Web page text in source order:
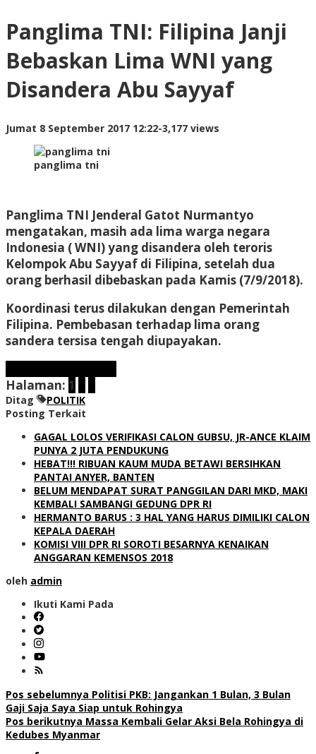
Bebaskan
WNI
yang
Disandera
Abu
Panglima TNI: Filipina Janji
Bebaskan Lima WNI yang
Disandera Abu Sayyaf
Jumat 8 September 2017 12:22oleh
-3,177 views
panglima tni
Panglima TNI Jenderal Gatot Nurmantyo
mengatakan, masih ada lima warga negara
Indonesia ( WNI) yang disandera oleh teroris
Kelompok Abu Sayyaf di Filipina, setelah dua
orang berhasil dibebaskan pada Kamis (7/9/2018).
Koordinasi terus dilakukan dengan Pemerintah
Filipina. Pembebasan terhadap lima orang
sandera tersisa tengah diupayakan.
Halaman: 1
Ditag
POLITIK
Posting Terkait
GAGAL LOLOS VERIFIKASI CALON GUBSU, JR-ANCE KLAIM
PUNYA 2 JUTA PENDUKUNG
HEBAT!!! RIBUAN KAUM MUDA BETAWI BERSIHKAN
PANTAI ANYER, BANTEN
BELUM MENDAPAT SURAT PANGGILAN DARI MKD, MAKI
KEMBALI SAMBANGI GEDUNG DPR RI
HERMANTO BARUS : 3 HAL YANG HARUS DIMILIKI CALON
KEPALA DAERAH
KOMISI VIII DPR RI SOROTI BESARNYA KENAIKAN
ANGGARAN KEMENSOS 2018
oleh admin
Ikuti Kami Pada
Navigasi
pos
Pos sebelumnya Politisi PKB: Jangankan 1 Bulan, 3 Bulan
Gaji Saja Saya Siap untuk Rohingya
Pos berikutnya Massa Kembali Gelar Aksi Bela Rohingya di
Kedubes Myanmar